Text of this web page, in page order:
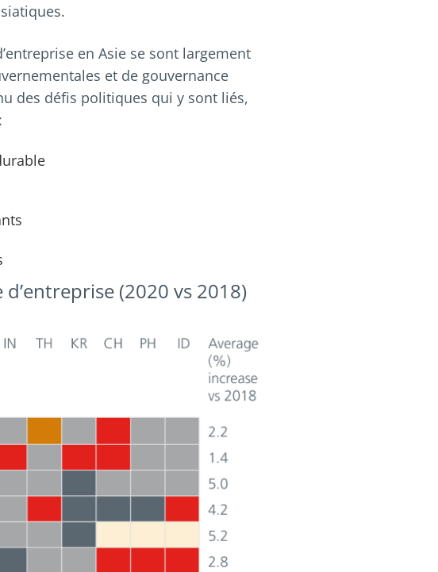
en Asie se sont largement
et de gouvernance
des défis politiques qui y sont liés,
(2020 vs 2018)